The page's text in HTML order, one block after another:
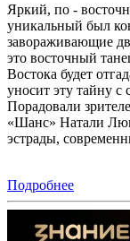
Яркий, по -
уникальный был
завораживающие
это восточный
Востока будет
уносит эту тайну с
Порадовали
«Шанс» Натали
эстрады,
Подробнее